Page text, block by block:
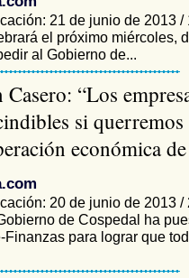
21 de junio de 2013 /
el próximo miércoles,
al Gobierno de...
Casero: “Los
si querremos
económica
20 de junio de 2013 /
de Cospedal ha
para lograr que